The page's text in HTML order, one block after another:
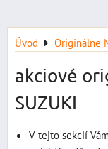
Úvod Originálne
akciové
SUZUKI
V tejto sekcií